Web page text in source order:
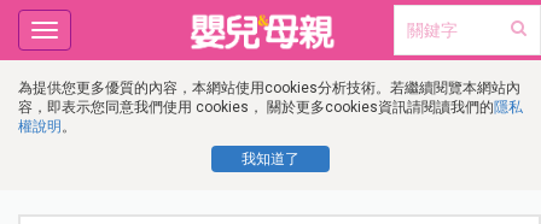
為提供您更多優質的內容，本網站使用cookies分析技術。若繼續閱覽本網站內
容，即表示您同意我們使用 cookies， 關於更多cookies資訊請閱讀我們的隱私
權說明 。
我知道了
Toggle
navigation